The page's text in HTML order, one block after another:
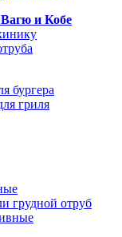
и Кобе
бургера
гриля
грудной отруб